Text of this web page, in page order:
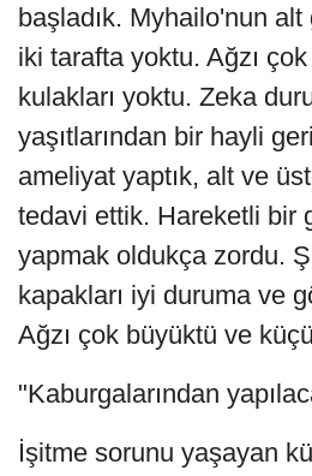
başladık. Myhailo'nun alt
iki tarafta yoktu. Ağzı
kulakları yoktu. Zeka
yaşıtlarından bir hayli
ameliyat yaptık, alt ve
tedavi ettik. Hareketli bir
yapmak oldukça zordu.
kapakları iyi duruma ve
Ağzı çok büyüktü ve
"Kaburgalarından
İşitme sorunu yaşayan